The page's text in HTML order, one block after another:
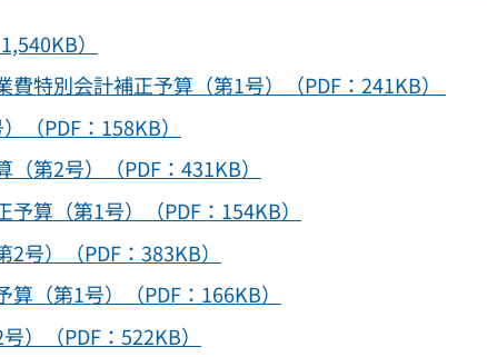
）
特別会計補正予算（第1号）（PDF：241KB）
（PDF：158KB）
第2号）（PDF：431KB）
算（第1号）（PDF：154KB）
号）（PDF：383KB）
（第1号）（PDF：166KB）
）（PDF：522KB）